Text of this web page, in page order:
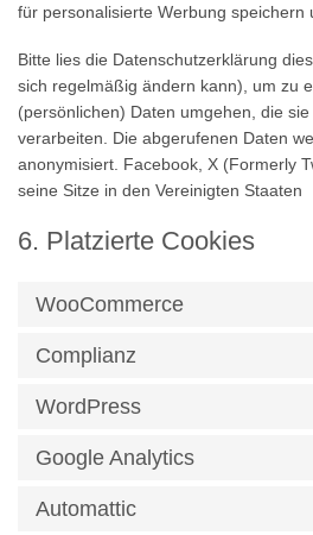
für personalisierte Werbung speichern
Bitte lies die Datenschutzerklärung
sich regelmäßig ändern kann), um zu
(persönlichen) Daten umgehen, die
verarbeiten. Die abgerufenen Daten
anonymisiert. Facebook, X (Formerly
seine Sitze in den Vereinigten Staaten
6. Platzierte Cookies
WooCommerce
Complianz
WordPress
Google Analytics
Automattic